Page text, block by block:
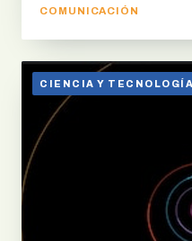
COMUNICACIÓN
CIENCIA Y TECNOLOGÍA